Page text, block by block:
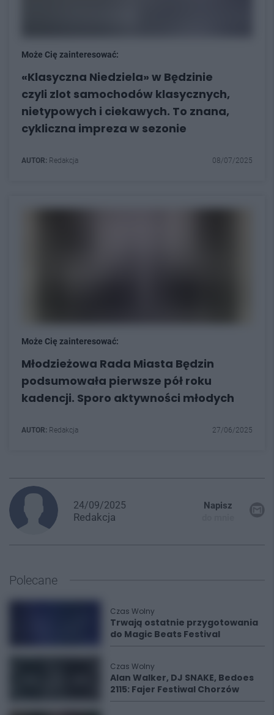
Może Cię zainteresować:
«Klasyczna Niedziela» w Będzinie
czyli zlot samochodów klasycznych,
nietypowych i ciekawych. To znana,
cykliczna impreza w sezonie
AUTOR: Redakcja 08/07/2025
Może Cię zainteresować:
Młodzieżowa Rada Miasta Będzin
podsumowała pierwsze pół roku
kadencji. Sporo aktywności młodych
AUTOR: Redakcja 27/06/2025
24/09/2025
Redakcja
Napisz
Polecane
Czas Wolny
Trwają ostatnie przygotowania
do Magic Beats Festival
Czas Wolny
Alan Walker, DJ SNAKE, Bedoes
2115: Fajer Festiwal Chorzów